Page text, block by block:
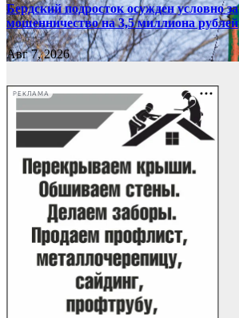
Бердский подросток осужден условно за
мошенничество на 3,5 миллиона рублей
Авг 7, 2026
РЕКЛАМА